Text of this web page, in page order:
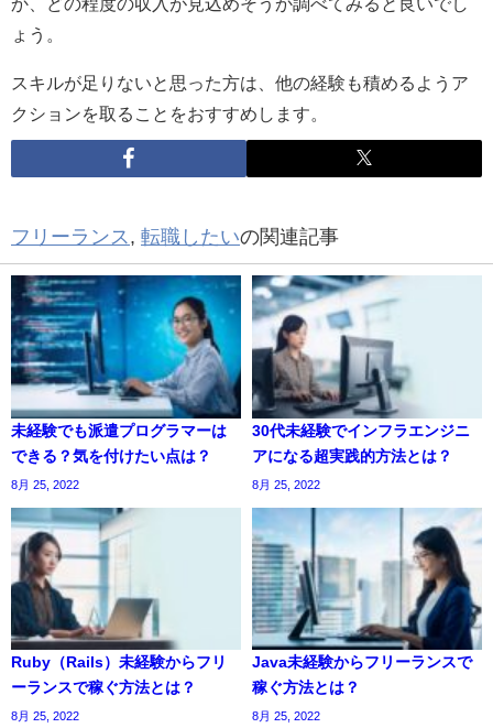
ょう。
スキルが足りないと思った方は、他の経験も積めるようア
クションを取ることをおすすめします。
フリーランス , 転職したいの関連記事
未経験でも派遣プログラマーは
できる？気を付けたい点は？
8月 25, 2022
30代未経験でインフラエンジニ
アになる超実践的方法とは？
8月 25, 2022
Ruby（Rails）未経験からフリ
ーランスで稼ぐ方法とは？
8月 25, 2022
Java未経験からフリーランスで
稼ぐ方法とは？
8月 25, 2022